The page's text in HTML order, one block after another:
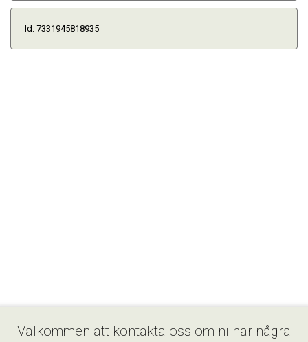
Id: 7331945818935
Välkommen att kontakta oss om ni har några